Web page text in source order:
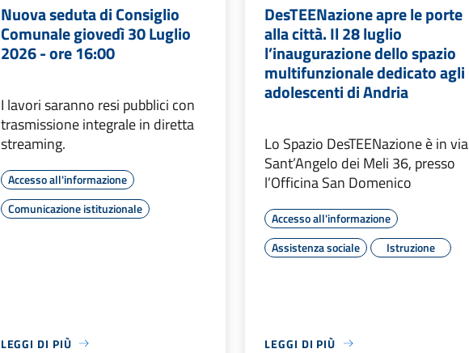
Nuova seduta di Consiglio
Comunale giovedì 30 Luglio
2026 - ore 16:00
I lavori saranno resi pubblici con
trasmissione integrale in diretta
streaming.
Accesso all'informazione
Comunicazione istituzionale
LEGGI DI PIÙ
DesTEENazione apre le porte
alla città. Il 28 luglio
l’inaugurazione dello spazio
multifunzionale dedicato agli
adolescenti di Andria
Lo Spazio DesTEENazione è in via
Sant’Angelo dei Meli 36, presso
l’Officina San Domenico
Accesso all'informazione
Assistenza sociale
Istruzione
LEGGI DI PIÙ